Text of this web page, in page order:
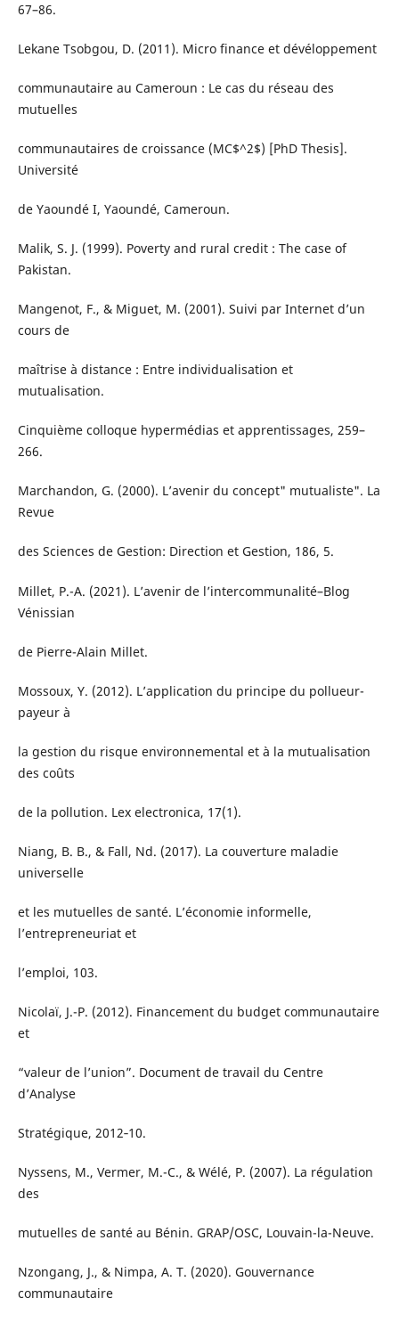
67–86.
Lekane Tsobgou, D. (2011). Micro finance et dévéloppement
communautaire au Cameroun : Le cas du réseau des
mutuelles
communautaires de croissance (MC$^2$) [PhD Thesis].
Université
de Yaoundé I, Yaoundé, Cameroun.
Malik, S. J. (1999). Poverty and rural credit : The case of
Pakistan.
Mangenot, F., & Miguet, M. (2001). Suivi par Internet d’un
cours de
maîtrise à distance : Entre individualisation et
mutualisation.
Cinquième colloque hypermédias et apprentissages, 259–
266.
Marchandon, G. (2000). L’avenir du concept" mutualiste". La
Revue
des Sciences de Gestion: Direction et Gestion, 186, 5.
Millet, P.-A. (2021). L’avenir de l’intercommunalité–Blog
Vénissian
de Pierre-Alain Millet.
Mossoux, Y. (2012). L’application du principe du pollueur-
payeur à
la gestion du risque environnemental et à la mutualisation
des coûts
de la pollution. Lex electronica, 17(1).
Niang, B. B., & Fall, Nd. (2017). La couverture maladie
universelle
et les mutuelles de santé. L’économie informelle,
l’entrepreneuriat et
l’emploi, 103.
Nicolaï, J.-P. (2012). Financement du budget communautaire
et
“valeur de l’union”. Document de travail du Centre
d’Analyse
Stratégique, 2012‑10.
Nyssens, M., Vermer, M.-C., & Wélé, P. (2007). La régulation
des
mutuelles de santé au Bénin. GRAP/OSC, Louvain-la-Neuve.
Nzongang, J., & Nimpa, A. T. (2020). Gouvernance
communautaire